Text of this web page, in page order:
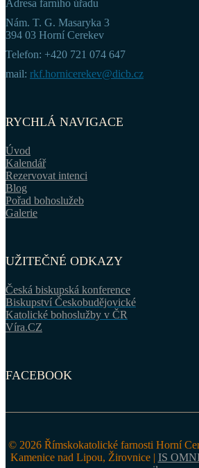
Adresa farního úřadu
Nám. T. G. Masaryka 3
394 03 Horní Cerekev
Telefon: +420 721 074 647
mail: rkf.hornicerekev@dicb.cz
RYCHLÁ NAVIGACE
Úvod
Kalendář
Rezervovat intenci
Blog
Pořad bohoslužeb
Galerie
UŽITEČNÉ ODKAZY
Česká biskupská konference
Biskupství Českobudějovické
Katolické bohoslužby v ČR
Víra.CZ
FACEBOOK
© 2026 Římskokatolické farnosti Horní
Kamenice nad Lipou, Žirovnice | IS